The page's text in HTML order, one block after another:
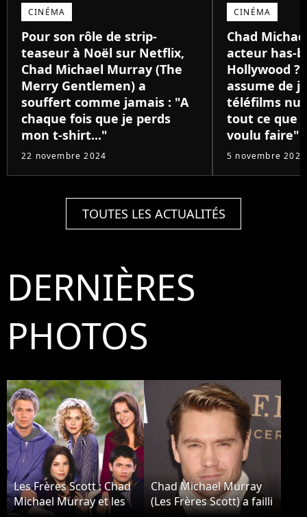
CINÉMA
Pour son rôle de strip-
teaseur à Noël sur Netflix,
Chad Michael Murray (The
Merry Gentlemen) a
souffert comme jamais : "A
chaque fois que je perds
mon t-shirt..."
22 novembre 2024
CINÉMA
Chad
acteur has-
Hollywood ?
assume de
téléfilms
tout ce que
voulu faire"
5 novembre 2024
TOUTES LES ACTUALITÉS
DERNIÈRES
PHOTOS
Les Frères Scott : Chad
Michael Murray et les
Chad Michael Murray
(Les Frères Scott) a failli